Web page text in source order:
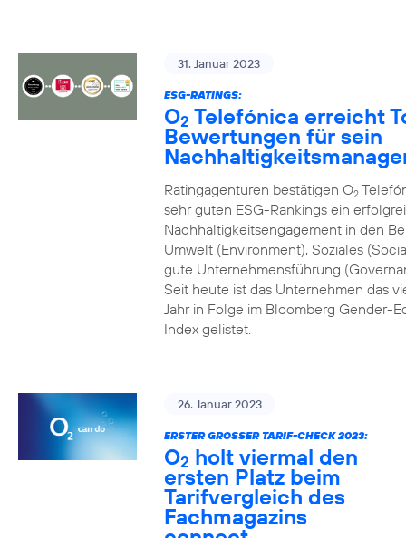
31. Januar 2023
ESG-RATINGS:
O2 Telefónica erreicht
Bewertungen für sein
Ratingagenturen bestätigen O2
sehr guten ESG-Rankings ein
Nachhaltigkeitsengagement in den
Umwelt (Environment), Soziales
gute Unternehmensführung
Seit heute ist das Unternehmen das
Jahr in Folge im Bloomberg Gender-
Index gelistet.
26. Januar 2023
ERSTER GROSSER TARIF-CHECK 2023:
O2 holt viermal den
ersten Platz beim
Tarifvergleich des
Fachmagazins